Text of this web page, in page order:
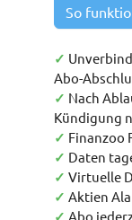
So
✓
Abo-
✓ Nach
Kündigung
✓ Finanzoo
✓ Daten
✓ Virtuelle
✓ Aktien
✓ Abo